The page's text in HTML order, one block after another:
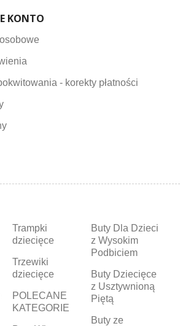
KONTO
- korekty płatności
Trampki
dziecięce
Trzewiki
dziecięce
POLECANE
KATEGORIE
Buty Dla Dzieci
z Wysokim
Podbiciem
Buty Dziecięce
z Usztywnioną
Piętą
Buty ze